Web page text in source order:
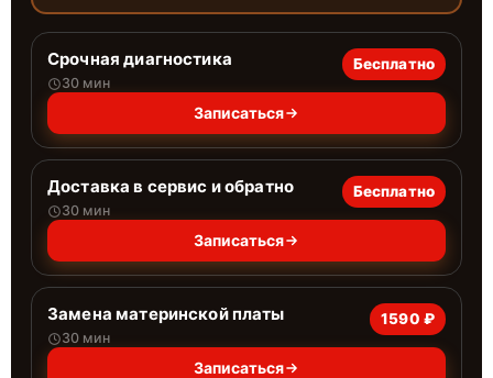
Срочная диагностика
30 мин
Бесплатно
Записаться
Доставка в сервис и обратно
30 мин
Бесплатно
Записаться
Замена материнской платы
30 мин
1590 ₽
Записаться